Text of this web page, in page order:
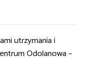
utrzymania i
Odolanowa –